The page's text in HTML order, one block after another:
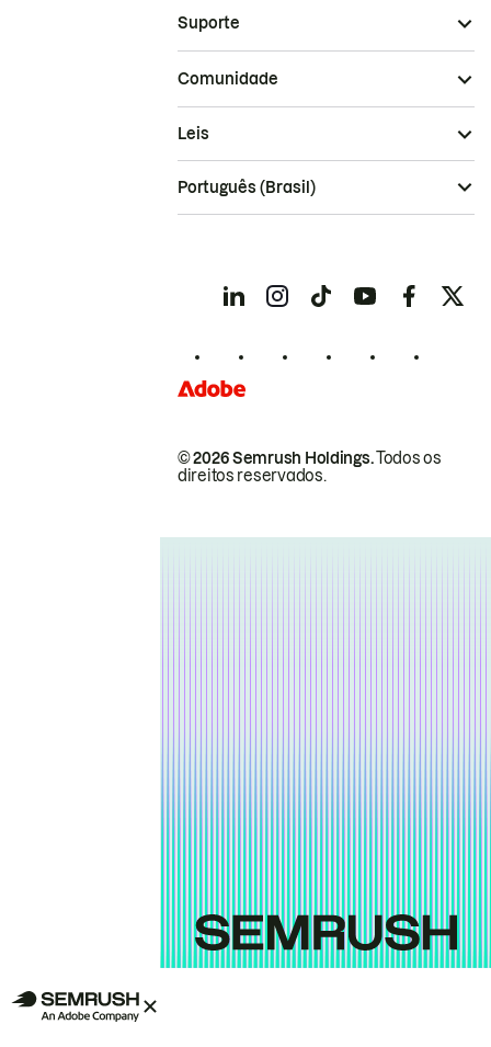
Suporte
Comunidade
© 2026 Semrush Holdings.Todos os
direitos reservados.
Leis
Português (Brasil)